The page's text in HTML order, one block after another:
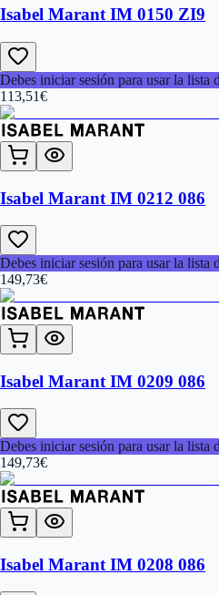
Isabel Marant IM 0150 ZI9
Debes iniciar sesión para usar la lista
113,51€
Isabel Marant IM 0212 086
Debes iniciar sesión para usar la lista
149,73€
Isabel Marant IM 0209 086
Debes iniciar sesión para usar la lista
149,73€
Isabel Marant IM 0208 086